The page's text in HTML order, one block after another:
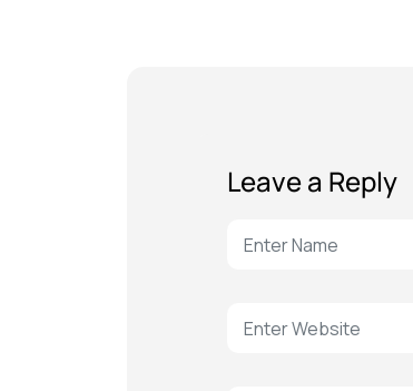
Leave a Reply